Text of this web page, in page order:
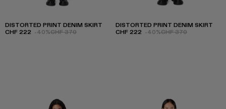
DISTORTED PRINT DENIM SKIRT
CHF 222 -40%CHF 370
DISTORTED PRINT DENIM SKIRT
CHF 222 -40%CHF 370